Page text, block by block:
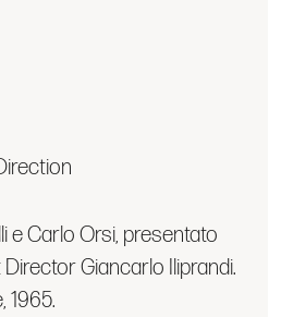
e Carlo Orsi, presentato
Giancarlo Iliprandi.
1965.